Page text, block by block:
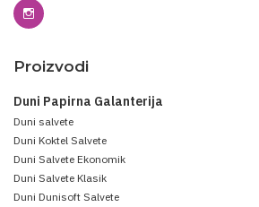
Proizvodi
Duni Papirna Galanterija
Duni salvete
Duni Koktel Salvete
Duni Salvete Ekonomik
Duni Salvete Klasik
Duni Dunisoft Salvete